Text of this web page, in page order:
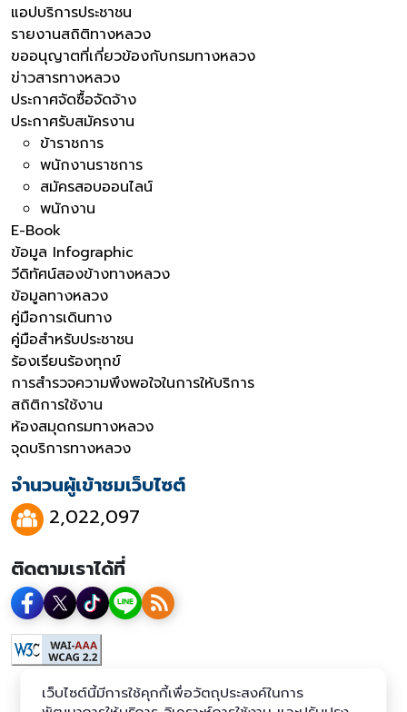
แอปบริการประชาชน
รายงานสถิติทางหลวง
ขออนุญาตที่เกี่ยวข้องกับกรมทางหลวง
ข่าวสารทางหลวง
ประกาศจัดซื้อจัดจ้าง
ประกาศรับสมัครงาน
ข้าราชการ
พนักงานราชการ
สมัครสอบออนไลน์
พนักงาน
E-Book
ข้อมูล Infographic
วีดิทัศน์สองข้างทางหลวง
ข้อมูลทางหลวง
คู่มือการเดินทาง
คู่มือสำหรับประชาชน
ร้องเรียนร้องทุกข์
การสำรวจความพึงพอใจในการให้บริการ
สถิติการใช้งาน
ห้องสมุดกรมทางหลวง
จุดบริการทางหลวง
จำนวนผู้เข้าชมเว็บไซต์
2,022,097
ติดตามเราได้ที่
เว็บไซต์นี้มีการใช้คุกกี้เพื่อวัตถุประสงค์ในการ